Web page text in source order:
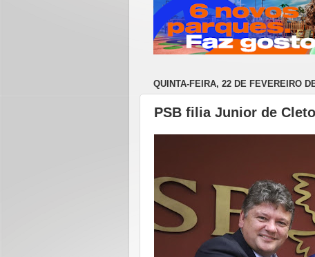
QUINTA-FEIRA, 22 DE FEVEREIRO
PSB filia Junior de